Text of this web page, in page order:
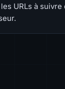
URLs à suivre